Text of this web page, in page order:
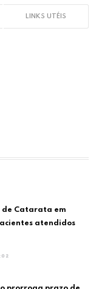
LINKS UTÉIS
Catarata em
atendidos